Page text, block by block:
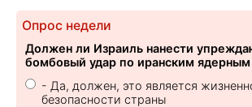
Опрос недели
Должен ли Израиль нанести
бомбовый удар по иранским
- Да, должен, это является
безопасности страны